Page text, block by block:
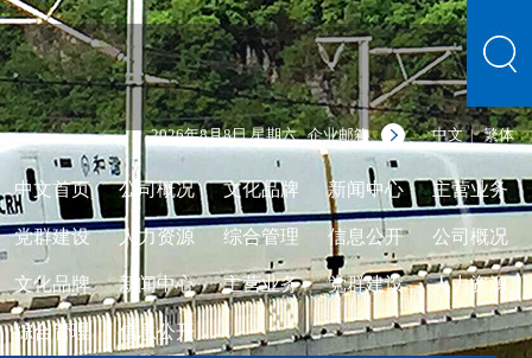
2026年8月8日 星期六企业邮箱 中文 | 繁体
中文首页 公司概况 文化品牌 新闻中心 主营业务
党群建设 人力资源 综合管理 信息公开 公司概况
文化品牌 新闻中心 主营业务 党群建设 人力资源
综合管理 信息公开